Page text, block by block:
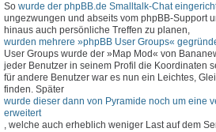
So wurde der phpBB.de Smalltalk-Chat
ungezwungen und abseits vom phpBB-Support
hinaus auch persönliche Treffen zu planen,
wurden mehrere »phpBB User Groups«
User Groups wurde der »Map Mod« von
jeder Benutzer in seinem Profil die Koordinaten
für andere Benutzer war es nun ein Leichtes,
finden. Später
wurde dieser dann von Pyramide noch um eine
erweitert
, welche auch erheblich weniger Last auf dem